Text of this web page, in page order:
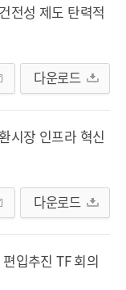
전성 제도 탄력적
다운로드
시장 인프라 혁신
다운로드
입추진 TF 회의